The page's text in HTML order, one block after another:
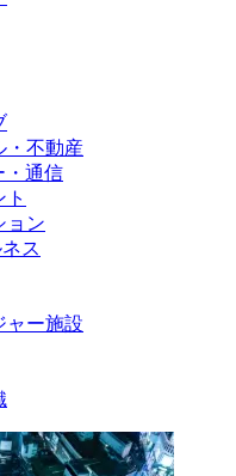
・不動産
・通信
ョン
ス
ャー施設